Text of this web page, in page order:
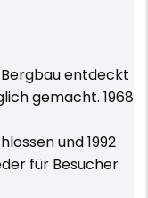
Bergbau entdeckt
gemacht. 1968
und 1992
für Besucher